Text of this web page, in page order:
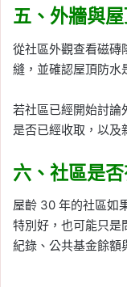
五、外牆與
從社區外觀查看磁磚
縫，並確認屋頂防水
若社區已經開始討論
是否已經收取，以及
六、社區是
屋齡 30 年的社區如
特別好，也可能只是
紀錄、公共基金餘額